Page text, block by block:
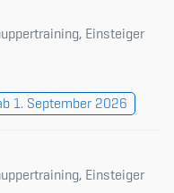
Einsteiger
1. September 2026
Einsteiger